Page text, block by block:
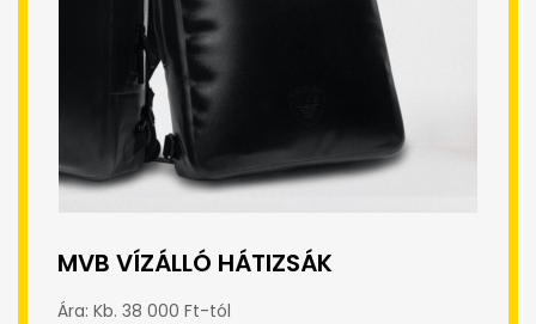
MVB VÍZÁLLÓ HÁTIZSÁK
Ára: Kb. 38 000 Ft-tól